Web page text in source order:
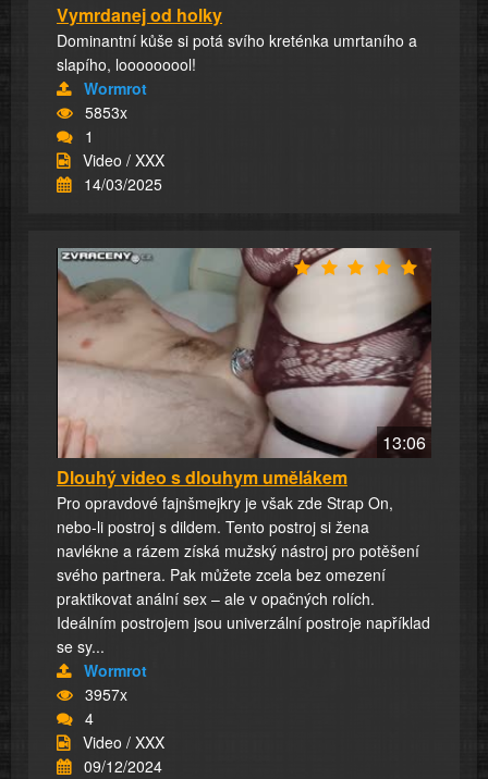
Vymrdanej od holky
Dominantní kůše si potá svího kreténka umrtaního a
slapího, looooooool!
Wormrot
5853x
1
Video / XXX
14/03/2025
13:06
Dlouhý video s dlouhym umělákem
Pro opravdové fajnšmejkry je však zde Strap On,
nebo-li postroj s dildem. Tento postroj si žena
navlékne a rázem získá mužský nástroj pro potěšení
svého partnera. Pak můžete zcela bez omezení
praktikovat anální sex – ale v opačných rolích.
Ideálním postrojem jsou univerzální postroje například
se sy...
Wormrot
3957x
4
Video / XXX
09/12/2024